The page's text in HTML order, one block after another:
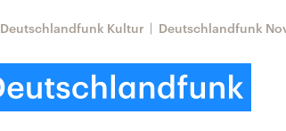
Deutschlandfunk Kultur Deutschlandfunk